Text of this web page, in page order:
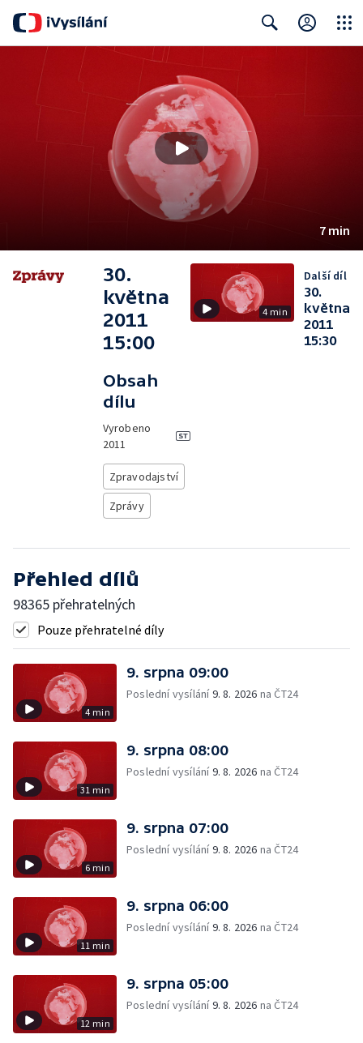
7 min
30.
května
2011
15:00
Obsah
dílu
Vyrobeno
2011
Zpravodajství
Zprávy
4 min
Další díl
30.
května
2011
15:30
Přehled dílů
98365 přehratelných
Pouze přehratelné díly
4 min
9. srpna 09:00
Poslední vysílání9. 8. 2026 na ČT24
31 min
9. srpna 08:00
Poslední vysílání9. 8. 2026 na ČT24
6 min
9. srpna 07:00
Poslední vysílání9. 8. 2026 na ČT24
11 min
9. srpna 06:00
Poslední vysílání9. 8. 2026 na ČT24
12 min
9. srpna 05:00
Poslední vysílání9. 8. 2026 na ČT24